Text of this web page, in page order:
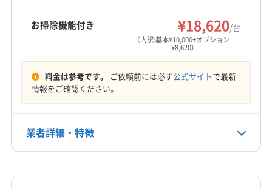
お掃除機能付き ¥18,620/台
（内訳:基本¥10,000+オプション
¥8,620）
料金は参考です。 ご依頼前には必ず公式サイトで最新
情報をご確認ください。
業者詳細・特徴